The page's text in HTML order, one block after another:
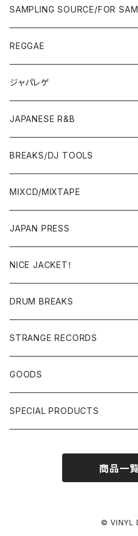
ROCK/AOR
LP
JAPANESE
OTHERS
7"/12"
JAPANESE
OTHERS
SAMPLING SOURCE/FOR
REGGAE
ジャパレゲ
JAPANESE R&B
BREAKS/DJ TOOLS
BREAKS/MEGAMIX/CUT UP
RE-EDIT/DJ TOOLS
MIXCD/MIXTAPE
MIXCD
日本語ラップ
JAPANESE DJ
MIXTAPE
JAPAN PRESS
LP(+ OBI)
7"/12"
NICE JACKET！
DONUTS 45
GIRLS
HIPHOP CLASSIC GALLERY
日本語ラップ CLASSIC GALLERY
DRUM BREAKS
US/UK/OTHERS
JAPANESE
STRANGE RECORDS
DRUM DRUM DRUM/KARAOKE
パチソン/AUDIO CHECK/
GOODS
BOOK
SPECIAL PRODUCTS
商品一
© VINYL